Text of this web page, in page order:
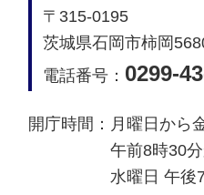
〒315-0195
茨城県石岡市柿岡
電話番号： 0299-
開庁時間： 月曜日から
午前8時30
水曜日 午後